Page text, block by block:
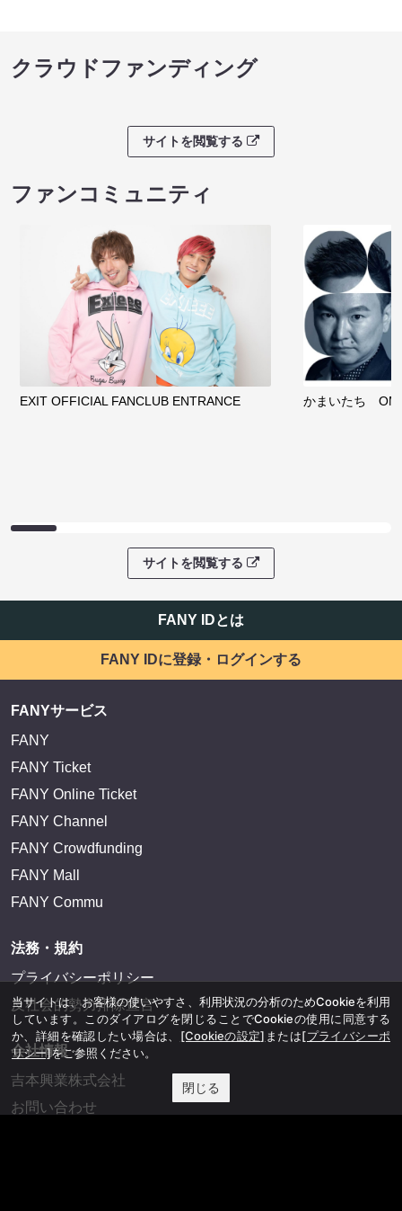
クラウドファンディング
サイトを閲覧する
ファンコミュニティ
EXIT OFFICIAL FANCLUB ENTRANCE かまいたち
サイトを閲覧する
FANY IDとは
FANY IDに登録・ログインする
FANYサービス
FANY
FANY Ticket
FANY Online Ticket
FANY Channel
FANY Crowdfunding
FANY Mall
FANY Commu
法務・規約
プライバシーポリシー
反社会的勢力排除宣言
会社情報
吉本興業株式会社
お問い合わせ
当サイトは、お客様の使いやすさ、利用状況の分析のためCookieを利用
しています。このダイアログを閉じることでCookieの使用に同意する
か、詳細を確認したい場合は、 [Cookieの設定] または[プライバシーポ
リシー]をご参照ください。
閉じる